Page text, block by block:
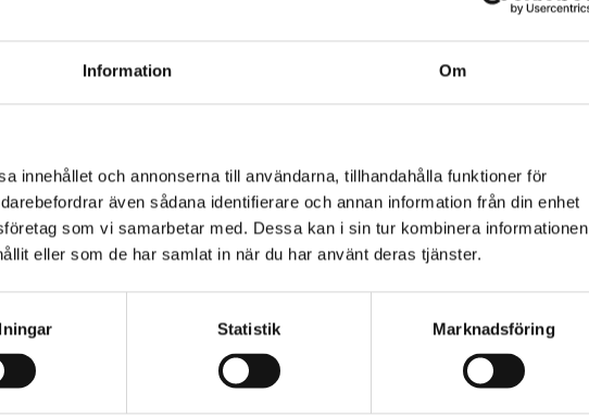
Information Om
innehållet och annonserna till användarna, tillhandahålla funktioner för
även sådana identifierare och annan information från din enhet
som vi samarbetar med. Dessa kan i sin tur kombinera informationen
eller som de har samlat in när du har använt deras tjänster.
Statistik Marknadsföring